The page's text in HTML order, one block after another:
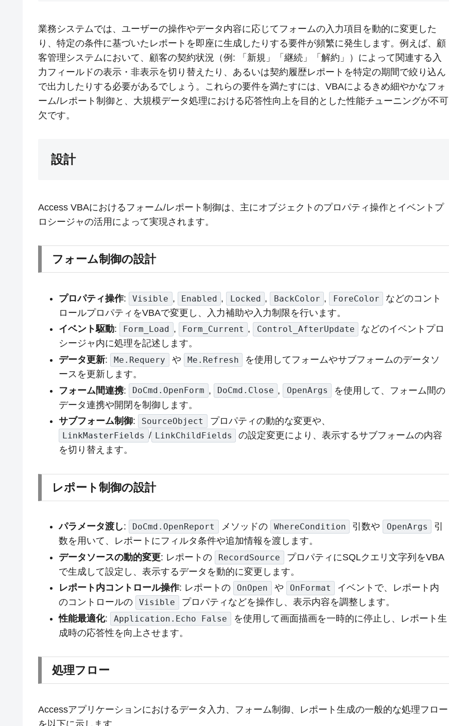
業務システムでは、ユーザーの操作やデータ内容に応じてフォームの入力項目を動的に変更した
り、特定の条件に基づいたレポートを即座に生成したりする要件が頻繁に発生します。例えば、顧
客管理システムにおいて、顧客の契約状況（例: 「新規」「継続」「解約」）によって関連する入
力フィールドの表示・非表示を切り替えたり、あるいは契約履歴レポートを特定の期間で絞り込ん
で出力したりする必要があるでしょう。これらの要件を満たすには、VBAによるきめ細やかなフォ
ーム/レポート制御と、大規模データ処理における応答性向上を目的とした性能チューニングが不可
欠です。
設計
Access VBAにおけるフォーム/レポート制御は、主にオブジェクトのプロパティ操作とイベントプ
ロシージャの活用によって実現されます。
フォーム制御の設計
プロパティ操作: Visible , Enabled , Locked , BackColor , ForeColor
などのコント
ロールプロパティをVBAで変更し、入力補助や入力制限を行います。
イベント駆動: Form_Load , Form_Current , Control_AfterUpdate
などのイベントプロ
シージャ内に処理を記述します。
データ更新: Me.Requery や Me.Refresh
を使用してフォームやサブフォームのデータソ
ースを更新します。
フォーム間連携: DoCmd.OpenForm , DoCmd.Close , OpenArgs
を使用して、フォーム間の
データ連携や開閉を制御します。
サブフォーム制御: SourceObject プロパティの動的な変更や、
LinkMasterFields / LinkChildFields
の設定変更により、表示するサブフォームの内容
を切り替えます。
レポート制御の設計
パラメータ渡し: DoCmd.OpenReport メソッドの WhereCondition 引数や OpenArgs
引
数を用いて、レポートにフィルタ条件や追加情報を渡します。
データソースの動的変更: レポートの RecordSource
プロパティにSQLクエリ文字列をVBA
で生成して設定し、表示するデータを動的に変更します。
レポート内コントロール操作: レポートの OnOpen や OnFormat
イベントで、レポート内
のコントロールの
Visible
プロパティなどを操作し、表示内容を調整します。
性能最適化: Application.Echo False
を使用して画面描画を一時的に停止し、レポート生
成時の応答性を向上させます。
処理フロー
Accessアプリケーションにおけるデータ入力、フォーム制御、レポート生成の一般的な処理フロー